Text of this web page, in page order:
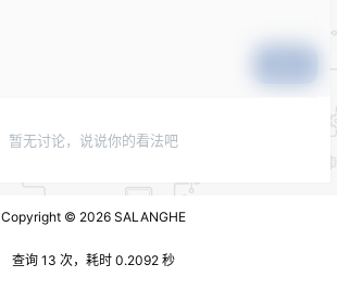
暂无讨论，说说你的看法吧
Copyright © 2026 SALANGHE
查询 13 次，耗时 0.2092 秒